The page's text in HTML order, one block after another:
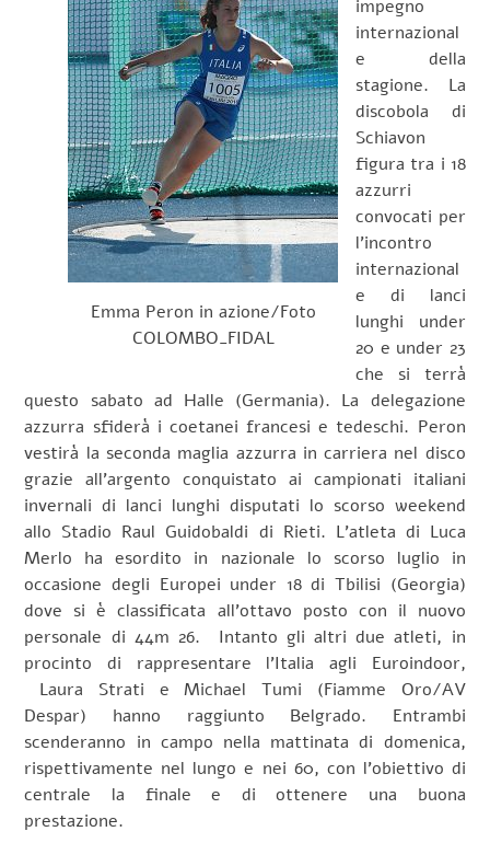
Emma Peron in azione/Foto
COLOMBO_FIDAL
impegno
internazional
e della
stagione. La
discobola di
Schiavon
figura tra i 18
azzurri
convocati per
l’incontro
internazional
e di lanci
lunghi under
20 e under 23
che si terrà
questo sabato ad Halle (Germania). La delegazione
azzurra sfiderà i coetanei francesi e tedeschi. Peron
vestirà la seconda maglia azzurra in carriera nel disco
grazie all’argento conquistato ai campionati italiani
invernali di lanci lunghi disputati lo scorso weekend
allo Stadio Raul Guidobaldi di Rieti. L’atleta di Luca
Merlo ha esordito in nazionale lo scorso luglio in
occasione degli Europei under 18 di Tbilisi (Georgia)
dove si è classificata all’ottavo posto con il nuovo
personale di 44m 26. Intanto gli altri due atleti, in
procinto di rappresentare l’Italia agli Euroindoor,
Laura Strati e Michael Tumi (Fiamme Oro/AV
Despar) hanno raggiunto Belgrado. Entrambi
scenderanno in campo nella mattinata di domenica,
rispettivamente nel lungo e nei 60, con l’obiettivo di
centrale la finale e di ottenere una buona
prestazione.